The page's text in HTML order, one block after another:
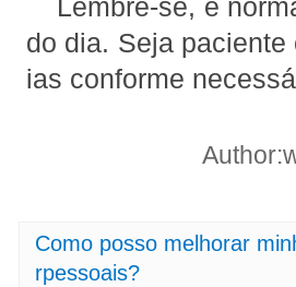
do dia. Seja
ias conforme
Como posso melhorar
rpessoais?